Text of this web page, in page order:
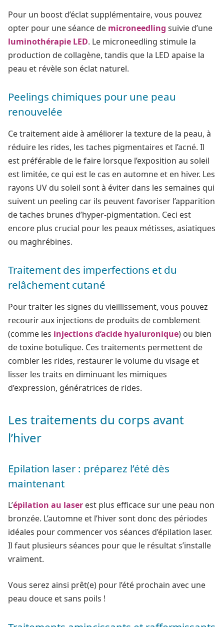
Pour un boost d’éclat supplémentaire, vous pouvez
opter pour une séance de microneedling suivie d’une
luminothérapie LED. Le microneedling stimule la
production de collagène, tandis que la LED apaise la
peau et révèle son éclat naturel.
Peelings chimiques pour une peau
renouvelée
Ce traitement aide à améliorer la texture de la peau, à
réduire les rides, les taches pigmentaires et l’acné. Il
est préférable de le faire lorsque l’exposition au soleil
est limitée, ce qui est le cas en automne et en hiver. Les
rayons UV du soleil sont à éviter dans les semaines qui
suivent un peeling car ils peuvent favoriser l’apparition
de taches brunes d’hyper-pigmentation. Ceci est
encore plus crucial pour les peaux métisses, asiatiques
ou maghrébines.
Traitement des imperfections et du
relâchement cutané
Pour traiter les signes du vieillissement, vous pouvez
recourir aux injections de produits de comblement
(comme les injections d’acide hyaluronique) ou bien
de toxine botulique. Ces traitements permettent de
combler les rides, restaurer le volume du visage et
lisser les traits en diminuant les mimiques
d’expression, génératrices de rides.
Les traitements du corps avant
l’hiver
Epilation laser : préparez l’été dès
maintenant
L’épilation au laser est plus efficace sur une peau non
bronzée. L’automne et l’hiver sont donc des périodes
idéales pour commencer vos séances d’épilation laser.
Il faut plusieurs séances pour que le résultat s’installe
vraiment.
Vous serez ainsi prêt(e) pour l’été prochain avec une
peau douce et sans poils !